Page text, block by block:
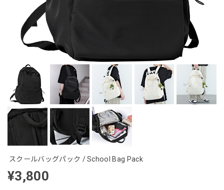
スクールバッグパック / School Bag Pack
¥3,800